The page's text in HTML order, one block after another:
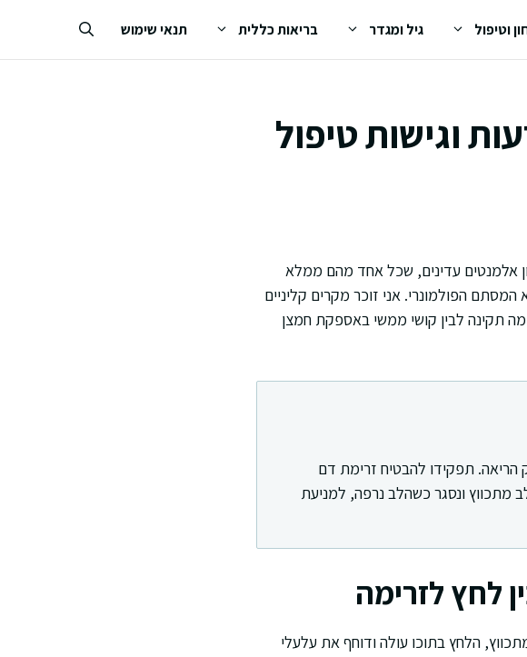
וטיפול גיל ומגדר בריאות כללית תנאי שימוש
וגישות טיפול
אלמנטים עדינים, שכל אחד מהם ממלא
הפולמונרי. אני זוכר מקרים קליניים
תקינה לבין קושי ממשי באספקת חמצן
הריאה. תפקידו להבטיח זרימת דם
ונסגר כשהלב נרפה, למניעת
לחץ לזרימה
הלחץ בתוכו עולה ודוחף את עלעלי